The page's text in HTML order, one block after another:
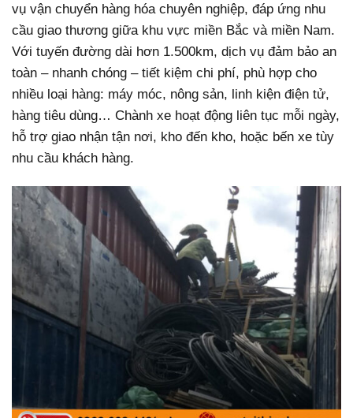
vụ vận chuyển hàng hóa chuyên nghiệp, đáp ứng nhu
cầu giao thương giữa khu vực miền Bắc và miền Nam.
Với tuyến đường dài hơn 1.500km, dịch vụ đảm bảo an
toàn – nhanh chóng – tiết kiệm chi phí, phù hợp cho
nhiều loại hàng: máy móc, nông sản, linh kiện điện tử,
hàng tiêu dùng… Chành xe hoạt động liên tục mỗi ngày,
hỗ trợ giao nhận tận nơi, kho đến kho, hoặc bến xe tùy
nhu cầu khách hàng.